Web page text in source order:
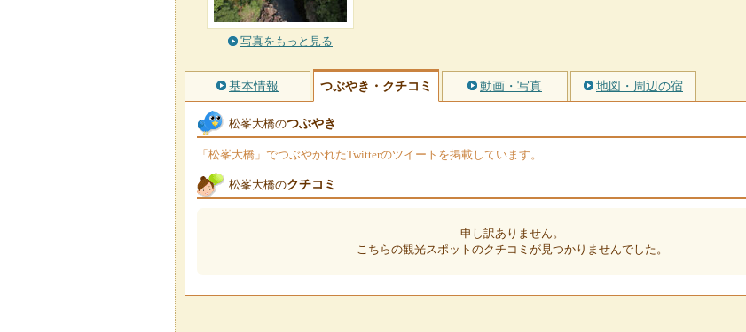
写真をもっと見る
基本情報 つぶやき・クチコミ 動画・写真 地図・周辺の宿
松峯大橋のつぶやき
「松峯大橋」でつぶやかれたTwitterのツイートを掲載しています。
松峯大橋のクチコミ
申し訳ありません。
こちらの観光スポットのクチコミが見つかりませんでした。